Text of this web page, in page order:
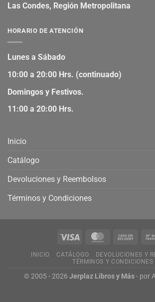
Las Condes, Región Metropolitana
HORARIO DE ATENCIÓN
Lunes a Sábado
10:00 a 20:00 Hrs. (continuado)
Domingos y Festivos.
11:00 a 20:00 Hrs.
Inicio
Catálogo
Devoluciones y Reembolsos
Términos y Condiciones
INICIO CATÁLOGO
DEVOLUCIONES Y
TÉRMINOS Y CONDICIONES
© 2005 - 2026 Jerplaz Libros y Más- por